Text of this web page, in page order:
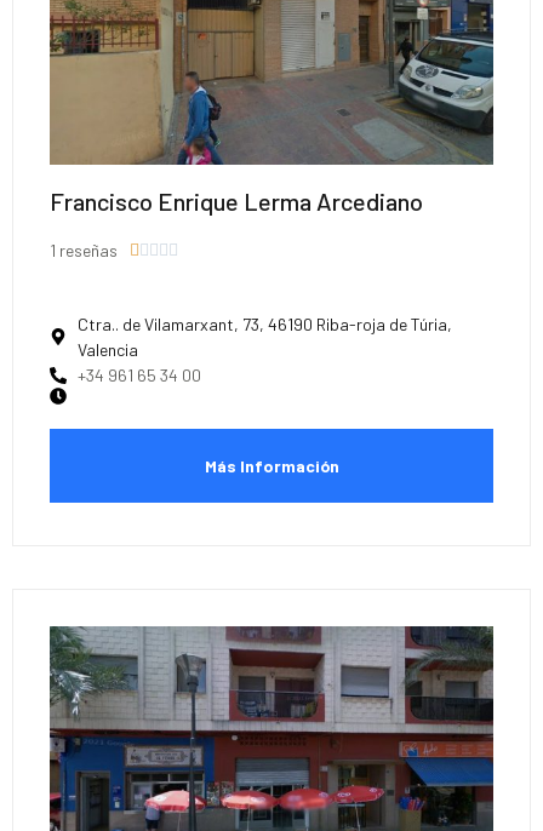
Francisco Enrique Lerma Arcediano
1 reseñas     
Ctra.. de Vilamarxant, 73, 46190 Riba-roja de Túria,
Valencia
+34 961 65 34 00
Más Información